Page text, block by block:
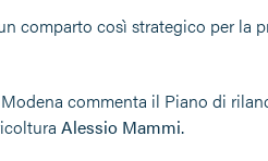
comparto così strategico per la
commenta il Piano di
Alessio Mammi.